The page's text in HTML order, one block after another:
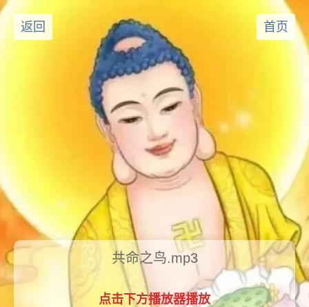
返回 首页
共命之鸟.mp3
点击下方播放器播放